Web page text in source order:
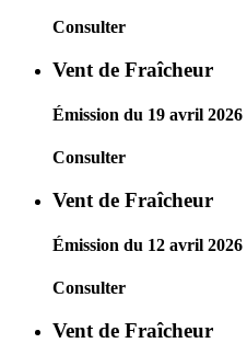
Consulter
Vent de Fraîcheur
Émission du 19 avril 2026
Consulter
Vent de Fraîcheur
Émission du 12 avril 2026
Consulter
Vent de Fraîcheur